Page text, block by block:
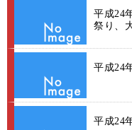
平成24
祭り、
平成24
平成24